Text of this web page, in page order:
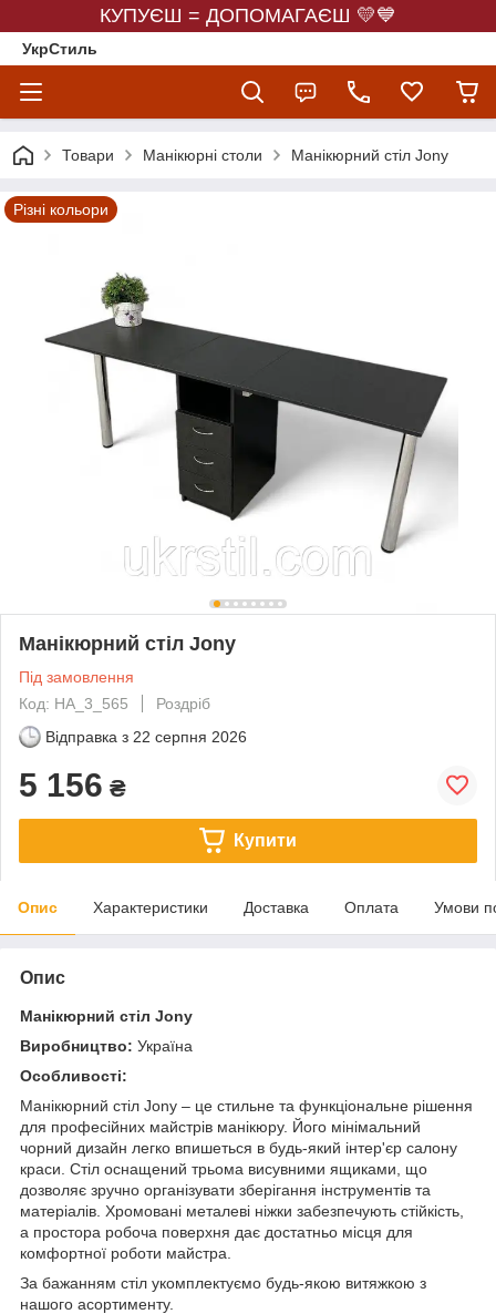
КУПУЄШ = ДОПОМАГАЄШ 💛💙
УкрСтиль
Товари Манікюрні столи Манікюрний стіл Jony
Різні кольори
Манікюрний стіл Jony
Під замовлення
Код: HA_3_565
Роздріб
Відправка з 22 серпня 2026
5 156 ₴
Купити
Опис Характеристики Доставка Оплата Умови
Опис
Манікюрний стіл Jony
Виробництво: Україна
Особливості:
Манікюрний стіл Jony – це стильне та функціональне рішення
для професійних майстрів манікюру. Його мінімальний
чорний дизайн легко впишеться в будь-який інтер'єр салону
краси. Стіл оснащений трьома висувними ящиками, що
дозволяє зручно організувати зберігання інструментів та
матеріалів. Хромовані металеві ніжки забезпечують стійкість,
а простора робоча поверхня дає достатньо місця для
комфортної роботи майстра.
За бажанням стіл укомплектуємо будь-якою витяжкою з
нашого асортименту.